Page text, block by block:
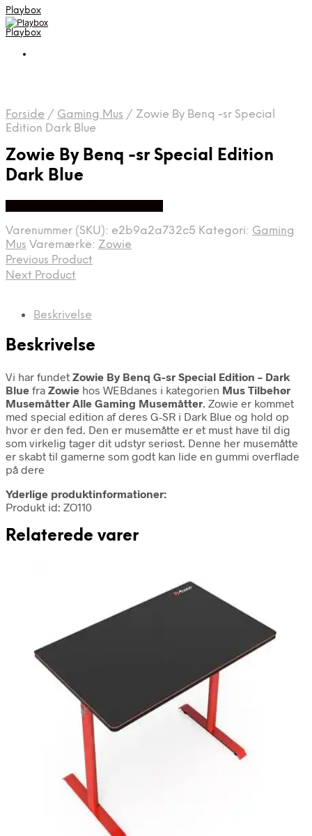
Playbox
Playbox
Forside / Gaming Mus / Zowie By Benq -sr Special
Edition Dark Blue
Zowie By Benq -sr Special Edition
Dark Blue
Varenummer (SKU): e2b9a2a732c5 Kategori: Gaming
Mus Varemærke: Zowie
Previous Product
Next Product
Beskrivelse
Beskrivelse
Vi har fundet Zowie By Benq G-sr Special Edition – Dark
Blue fra Zowie hos WEBdanes i kategorien Mus Tilbehør
Musemåtter Alle Gaming Musemåtter. Zowie er kommet
med special edition af deres G-SR i Dark Blue og hold op
hvor er den fed. Den er musemåtte er et must have til dig
som virkelig tager dit udstyr seriøst. Denne her musemåtte
er skabt til gamerne som godt kan lide en gummi overflade
på dere
Yderlige produktinformationer:
Produkt id: ZO110
Relaterede varer